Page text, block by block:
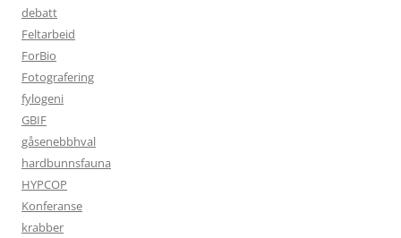
debatt
Feltarbeid
ForBio
Fotografering
fylogeni
GBIF
gåsenebbhval
hardbunnsfauna
HYPCOP
Konferanse
krabber